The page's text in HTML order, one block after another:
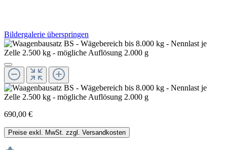
Bildergalerie überspringen
690,00 €
Preise exkl. MwSt. zzgl. Versandkosten